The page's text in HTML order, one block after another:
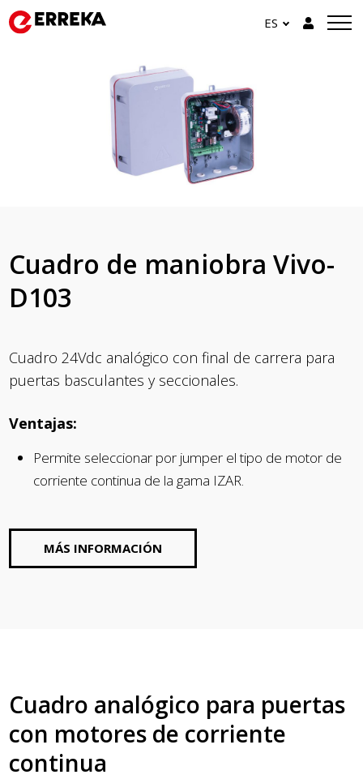
ES
Cuadro de maniobra Vivo-
D103
Cuadro 24Vdc analógico con final de carrera para
puertas basculantes y seccionales.
Ventajas:
Permite seleccionar por jumper el tipo de motor de
corriente continua de la gama IZAR.
MÁS INFORMACIÓN
Cuadro analógico para puertas
con motores de corriente
continua